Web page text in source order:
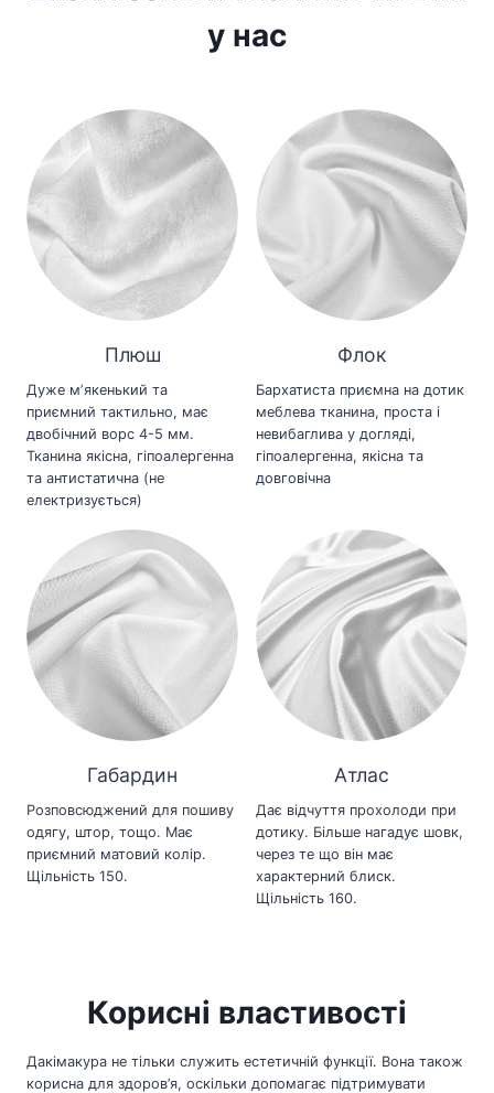
у нас
Плюш
Дуже мʼякенький та
приємний тактильно, має
двобічний ворс 4-5 мм.
Тканина якісна, гіпоалергенна
та антистатична (не
електризується)
Флок
Бархатиста приємна на дотик
меблева тканина, проста і
невибаглива у догляді,
гіпоалергенна, якісна та
довговічна
Габардин
Розповсюджений для пошиву
одягу, штор, тощо. Має
приємний матовий колір.
Щільність 150.
Атлас
Дає відчуття прохолоди при
дотику. Більше нагадує шовк,
через те що він має
характерний блиск.
Щільність 160.
Корисні властивості
Дакімакура не тільки служить естетичній функції. Вона також
корисна для здоров’я, оскільки допомагає підтримувати